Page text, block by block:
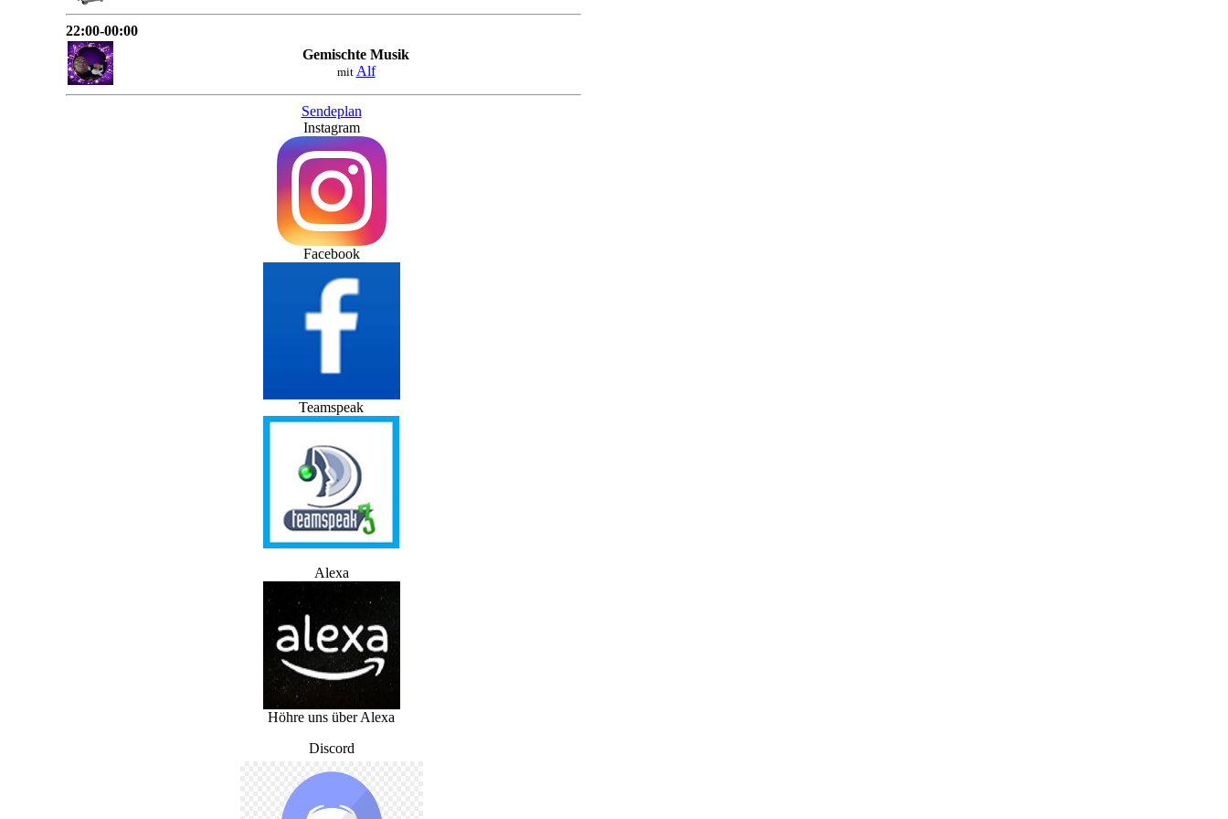
22:00-00:00
Gemischte Musik
mit Alf
Sendeplan
Instagram
Facebook
Teamspeak
Alexa
Höhre uns über Alexa
Discord